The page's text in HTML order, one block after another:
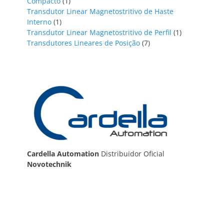
produto
Transdutor Linear Magnetostritivo de Haste
Interno 11
produto
Transdutor Linear Magnetostritivo de Perfil 11
Transdutores Lineares de Posição 77
Cardella Automation Distribuidor Oficial
Novotechnik